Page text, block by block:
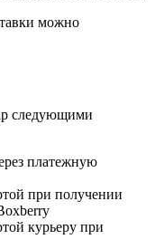
можно
следующими
платежную
при получении
курьеру при